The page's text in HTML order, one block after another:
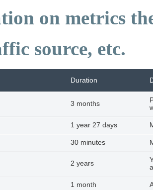
on metrics
source, etc.
Duration
3 months
1 year 27 days
30 minutes
2 years
1 month